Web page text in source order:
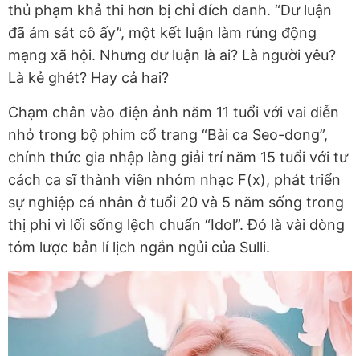
thủ phạm khả thi hơn bị chỉ đích danh. “Dư luận
đã ám sát cô ấy”, một kết luận làm rúng động
mạng xã hội. Nhưng dư luận là ai? Là người yêu?
Là kẻ ghét? Hay cả hai?
Chạm chân vào điện ảnh năm 11 tuổi với vai diễn
nhỏ trong bộ phim cổ trang “Bài ca Seo-dong”,
chính thức gia nhập làng giải trí năm 15 tuổi với tư
cách ca sĩ thành viên nhóm nhạc F(x), phát triển
sự nghiệp cá nhân ở tuổi 20 và 5 năm sống trong
thị phi vì lối sống lệch chuẩn “Idol”. Đó là vài dòng
tóm lược bản lí lịch ngắn ngủi của Sulli.